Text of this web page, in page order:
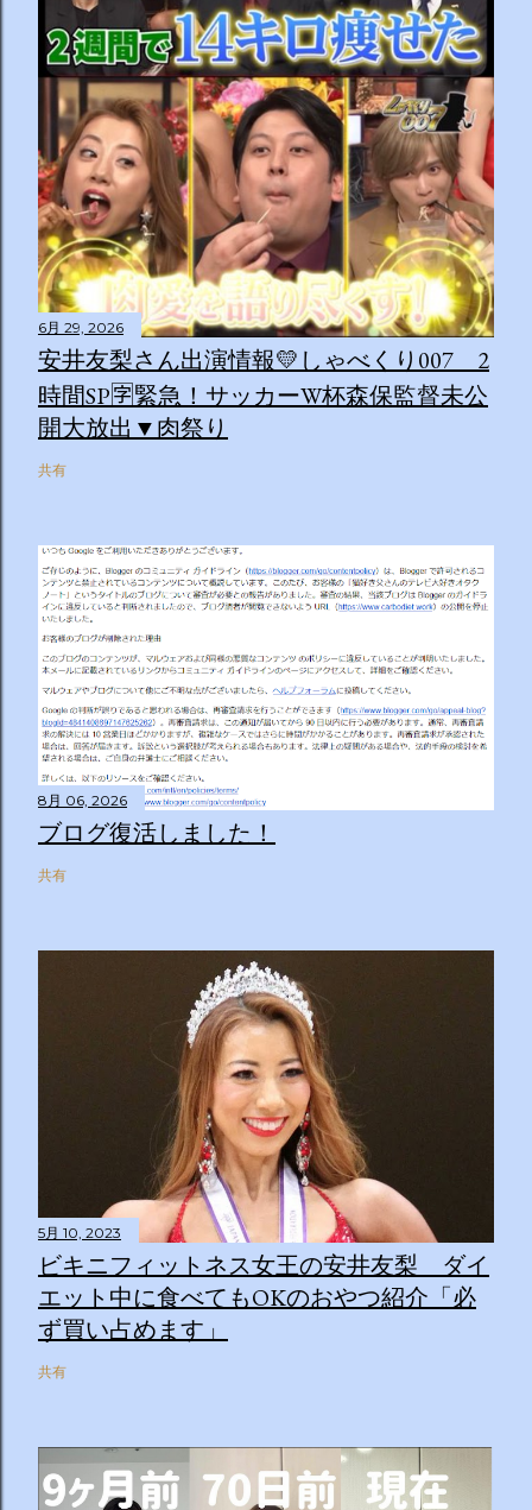
6月 29, 2026
安井友梨さん出演情報💛しゃべくり007 2
時間SP🈑緊急！サッカーW杯森保監督未公
開大放出▼肉祭り
共有
8月 06, 2026
ブログ復活しました！
共有
5月 10, 2023
ビキニフィットネス女王の安井友梨 ダイ
エット中に食べてもOKのおやつ紹介「必
ず買い占めます」
共有